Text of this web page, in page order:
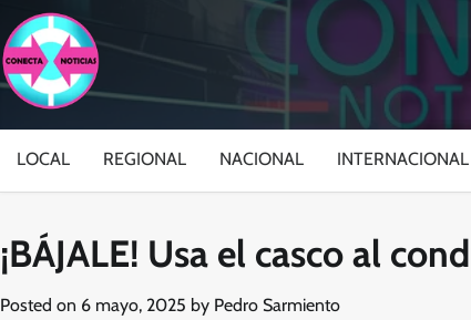
to
content
LOCAL REGIONAL NACIONAL INTERNACIONAL
¡BÁJALE! Usa el casco al
Posted on 6 mayo, 2025 by Pedro Sarmiento